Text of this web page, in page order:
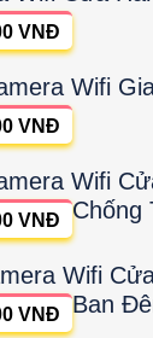
VNĐ
Wifi
VNĐ
Wifi
Chống
VNĐ
Wifi
Ban
VNĐ